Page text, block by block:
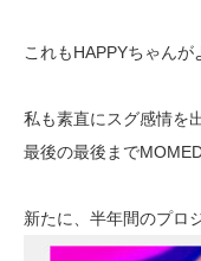
これもHAPPYちゃんが
私も素直にスグ感情を
最後の最後までMOMED
新たに、半年間のプロ